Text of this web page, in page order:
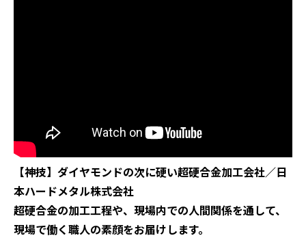
【神技】ダイヤモンドの次に硬い超硬合金加工会社／日
本ハードメタル株式会社
超硬合金の加工工程や、現場内での人間関係を通して、
現場で働く職人の素顔をお届けします。